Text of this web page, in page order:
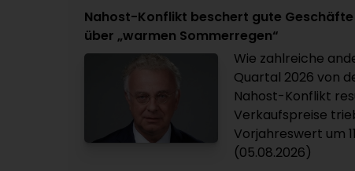
Nahost-Konflikt beschert gute
über „warmen Sommerregen“
Wie zahlreiche
Quartal 2026 von
Nahost-Konflikt
Verkaufspreise
Vorjahreswert um
(05.08.2026)